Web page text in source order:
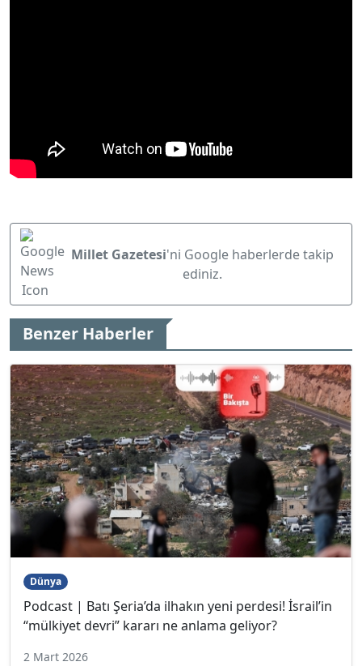
Millet Gazetesi'ni Google haberlerde takip
ediniz.
Benzer Haberler
Dünya
Podcast | Batı Şeria’da ilhakın yeni perdesi! İsrail’in
“mülkiyet devri” kararı ne anlama geliyor?
2 Mart 2026